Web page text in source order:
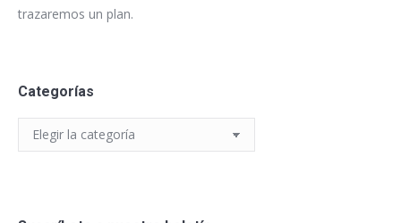
trazaremos un plan.
Categorías
Categorías